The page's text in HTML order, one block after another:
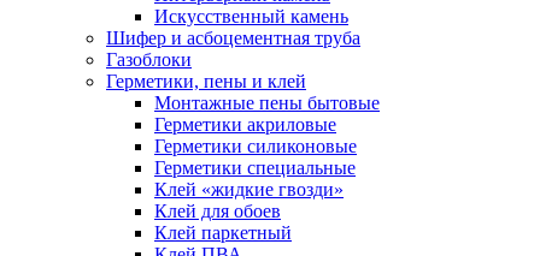
Искусственный камень
Шифер и асбоцементная труба
Газоблоки
Герметики, пены и клей
Монтажные пены бытовые
Герметики акриловые
Герметики силиконовые
Герметики специальные
Клей «жидкие гвозди»
Клей для обоев
Клей паркетный